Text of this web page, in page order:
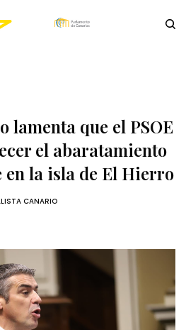
lamenta que el PSOE
el abaratamiento
en la isla de El Hierro
CANARIO